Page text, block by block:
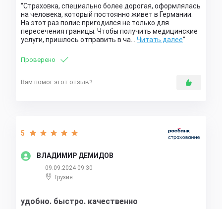
Страховка, специально более дорогая, оформлялась
на человека, который постоянно живет в Германии.
На этот раз полис пригодился не только для
пересечения границы. Чтобы получить медицинские
услуги, пришлось отправить в ча… Читать далее
Проверено
Вам помог этот отзыв?
ВЛАДИМИР ДЕМИДОВ
5
09.09.2024 09:30
Грузия
удобно. быстро. качественно